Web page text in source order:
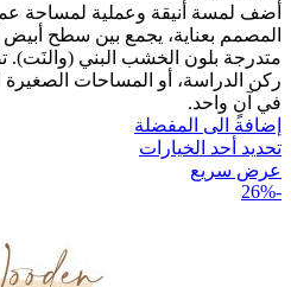
أضف لمسة أنيقة وعملية لمساحة
المصمم بعناية، يجمع بين سطح
متدرجة بلون الخشب البني (والنَت).
ركن الدراسة، أو المساحات الصغيرة
في آنٍ واحد.
إضافة الى المفضلة
تحديد أحد الخيارات
عرض سريع
-26%